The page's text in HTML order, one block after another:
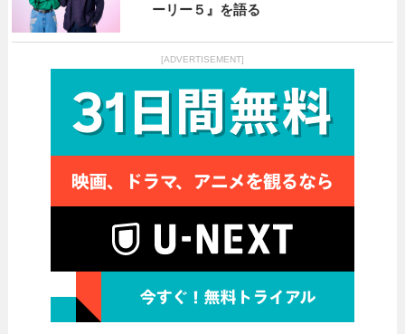
ーリー５』を語る
[ADVERTISEMENT]